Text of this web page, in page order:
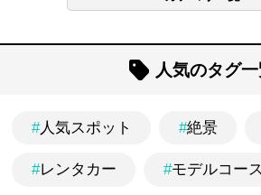
人気のタグ
#人気スポット #絶景
#レンタカー #モデルコース